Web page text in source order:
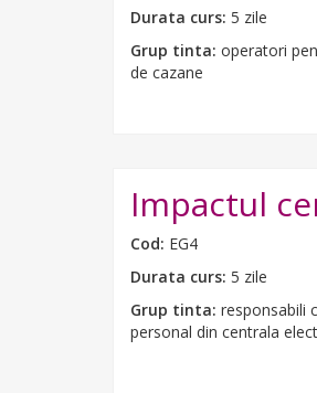
Durata curs: 5 zile
Grup tinta: operatori
de cazane
Impactul
Cod: EG4
Durata curs: 5 zile
Grup tinta: responsabili
personal din centrala